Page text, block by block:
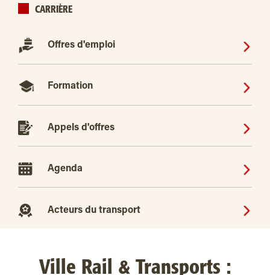
CARRIÈRE
Offres d'emploi
Formation
Appels d'offres
Agenda
Acteurs du transport
Ville Rail & Transports :